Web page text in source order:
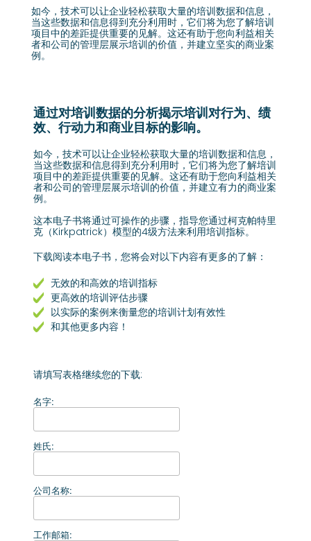
如今，技术可以让企业轻松获取大量的培训数据和信息，
当这些数据和信息得到充分利用时，它们将为您了解培训
项目中的差距提供重要的见解。这还有助于您向利益相关
者和公司的管理层展示培训的价值，并建立坚实的商业案
例。
通过对培训数据的分析揭示培训对行为、绩
效、行动力和商业目标的影响。
如今，技术可以让企业轻松获取大量的培训数据和信息，
当这些数据和信息得到充分利用时，它们将为您了解培训
项目中的差距提供重要的见解。这还有助于您向利益相关
者和公司的管理层展示培训的价值，并建立有力的商业案
例。
这本电子书将通过可操作的步骤，指导您通过柯克帕特里
克（Kirkpatrick）模型的4级方法来利用培训指标。
下载阅读本电子书，您将会对以下内容有更多的了解：
无效的和高效的培训指标
更高效的培训评估步骤
以实际的案例来衡量您的培训计划有效性
和其他更多内容！
请填写表格继续您的下载:
名字:
姓氏:
公司名称:
工作邮箱: